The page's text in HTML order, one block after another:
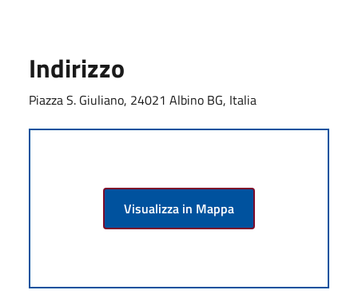
Indirizzo
Piazza S. Giuliano, 24021 Albino BG, Italia
Visualizza in Mappa